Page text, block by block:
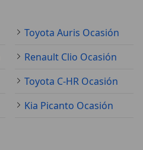
Toyota Auris Ocasión
Renault Clio Ocasión
Toyota C-HR Ocasión
Kia Picanto Ocasión